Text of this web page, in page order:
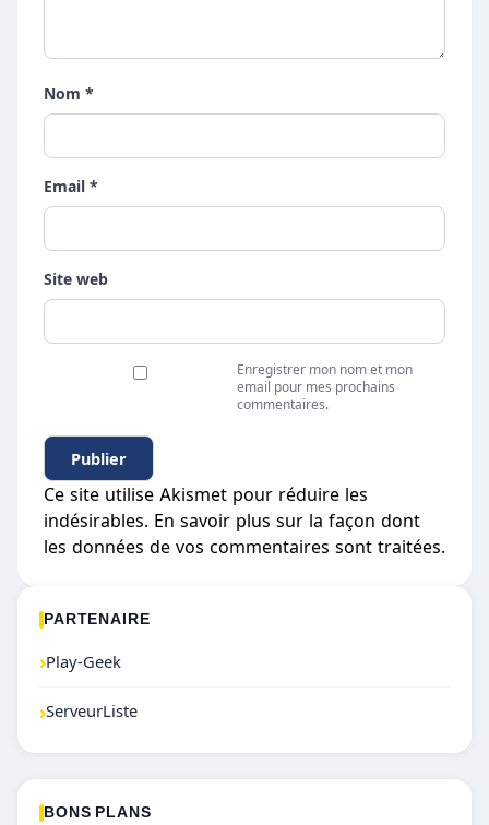
Nom *
Email *
Site web
Enregistrer mon nom et mon
email pour mes prochains
commentaires.
Ce site utilise Akismet pour réduire les
indésirables. En savoir plus sur la façon dont
les données de vos commentaires sont traitées.
PARTENAIRE
›Play-Geek
›ServeurListe
BONS PLANS